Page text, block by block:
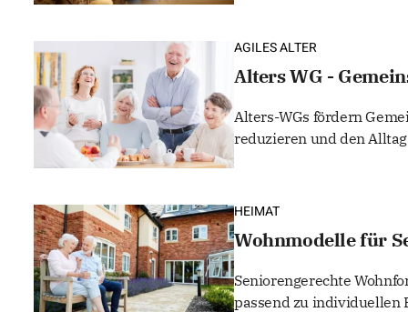
AGILES ALTER
Alters WG -
Alters-WGs fördern
reduzieren und den
HEIMAT
Wohnmodelle für
Seniorengerechte
passend zu individuellen